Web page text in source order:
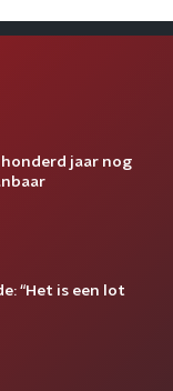
jaar nog
“Het is een lot